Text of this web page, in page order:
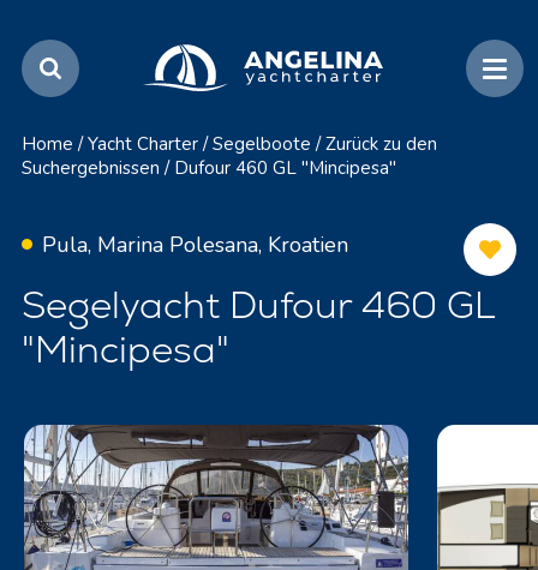
Home / Yacht Charter / Segelboote / Zurück zu den
Suchergebnissen / Dufour 460 GL "Mincipesa"
Pula, Marina Polesana, Kroatien
Segelyacht Dufour 460 GL
"Mincipesa"